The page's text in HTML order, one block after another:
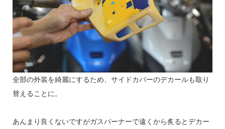
全部の外装を綺麗にするため、サイドカバーのデカールも取り
替えることに。
あんまり良くないですがガスバーナーで遠くから炙るとデカー